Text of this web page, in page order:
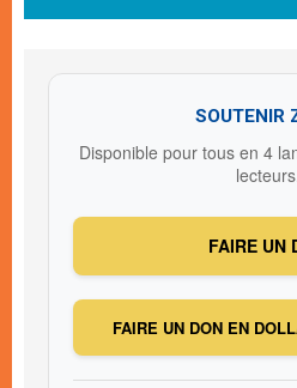
SOUTENIR
Disponible pour tous en 4
FAIRE UN
FAIRE UN DON EN